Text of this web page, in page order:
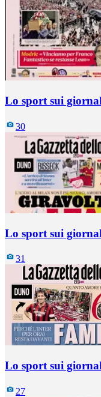
Lo sport sui
30
Lo sport sui
31
Lo sport sui
27